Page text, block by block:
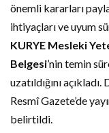
önemli kararları
ihtiyaçları ve uyum
KURYE Mesleki
Belgesi’nin temin
uzatıldığını
Resmî Gazete’de
belirtildi.